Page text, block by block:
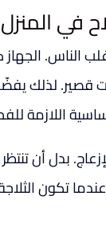
في
الناس.
لذلك
اللازمة
بدل أن
تكون